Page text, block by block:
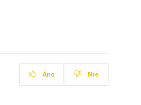
Áno Nie